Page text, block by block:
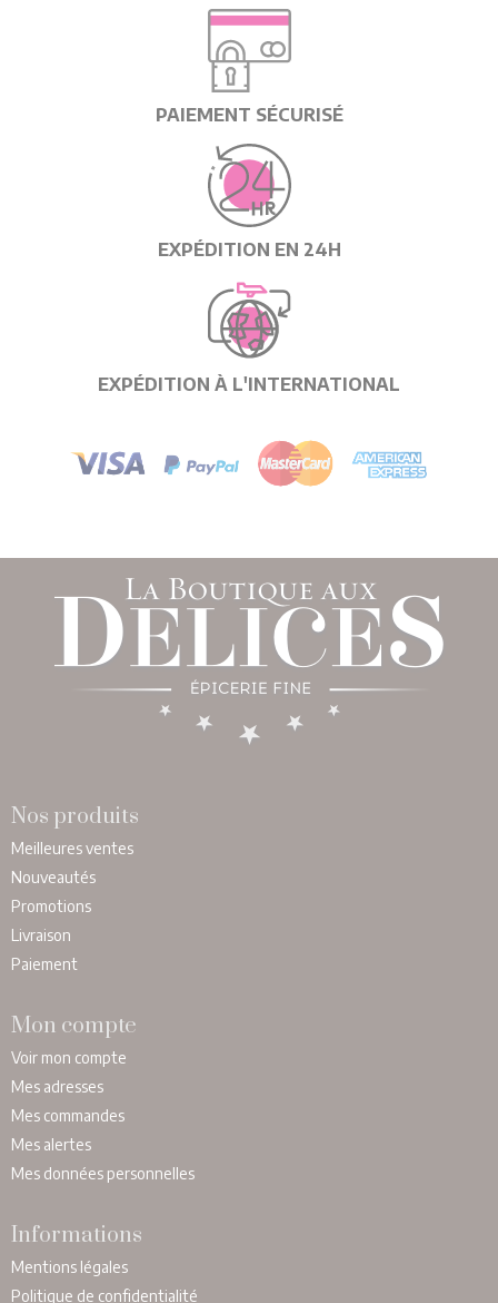
PAIEMENT SÉCURISÉ
EXPÉDITION EN 24H
EXPÉDITION À L'INTERNATIONAL
Nos produits
Meilleures ventes
Nouveautés
Promotions
Livraison
Paiement
Mon compte
Voir mon compte
Mes adresses
Mes commandes
Mes alertes
Mes données personnelles
Informations
Mentions légales
Politique de confidentialité